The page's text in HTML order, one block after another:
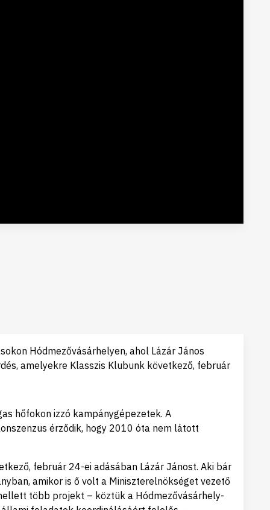
Hódmezővásárhelyen, ahol Lázár János
amelyekre Klasszis Klubunk következő, február
hőfokon izzó kampánygépezetek. A
érződik, hogy 2010 óta nem látott
február 24-ei adásában Lázár Jánost. Aki bár
amikor is ő volt a Miniszterelnökséget vezető
több projekt – köztük a Hódmezővásárhely-